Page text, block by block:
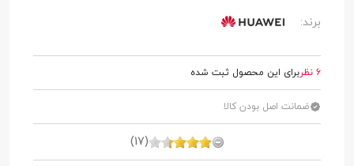
برند:
6 نظر برای این محصول ثبت شده
ضمانت اصل بودن کالا
(17)